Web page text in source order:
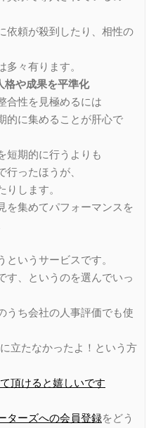
依頼が殺到したり、相性の
々有ります。
格や成果を平準化
合性を見極めるには
的に集めることが肝心で
短期的に行うよりも
ったほうが、
します。
を集めてパフォーマンスを
いうサービスです。
す、というのを選んでいっ
うち会社の人事評価でも使
立たなかったよ！という方
頂けると嬉しいです
ターズへの会員登録をどう